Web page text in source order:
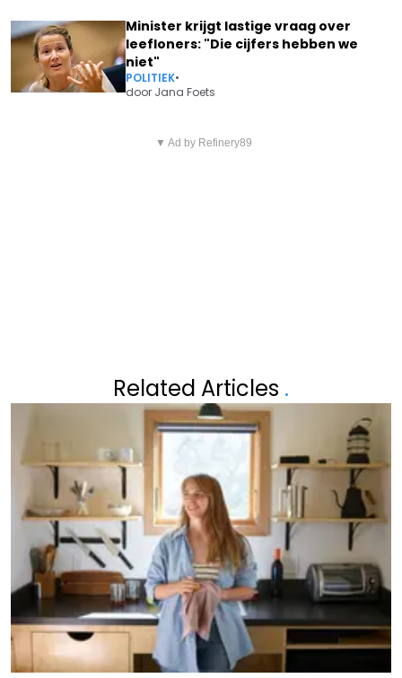
Minister krijgt lastige vraag over
leefloners: "Die cijfers hebben we
niet"
POLITIEK•
door Jana Foets
"NOG STEEDS HET KNAPSTE
▼ Ad by Refinery89
Related Articles .